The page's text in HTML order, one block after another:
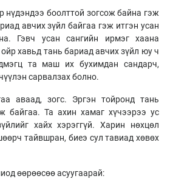
нүдэндээ боолттой зогсож байна гэж
авчих зүйл байгаа гэж итгэн усан
Гэвч усан сангийн ирмэг хаана
хавьд тань бариад авчих зүйл юу ч
та маш их бухимдан сандарч,
сарвалзах болно.
аваад, зогс. Эргэн тойронд тань
байгаа. Та ахин хамаг хүчээрээ ус
хайх хэрэггүй. Харин нөхцөл
тайвшран, биеэ сул тавиад хөвөх
өөрөөсөө асуугаарай: